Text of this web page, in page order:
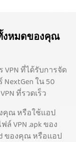
งหมดของคุณ
ที่ได้รับการจัด
ใน 50
ที่รวดเร็ว
คุณ หรือใช้แอป
VPN .apk ของ
ของคุณ หรือแอป